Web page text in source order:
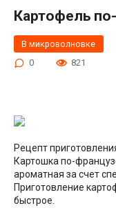
Картофель
В микроволновке
0
821
Рецепт
Картошка по-
ароматная за счет
Приготовление
быстрое.